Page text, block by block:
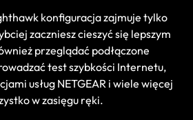
konfiguracja zajmuje tylko
zaczniesz cieszyć się lepszym
przeglądać podłączone
test szybkości Internetu,
usług NETGEAR i wiele więcej
w zasięgu ręki.